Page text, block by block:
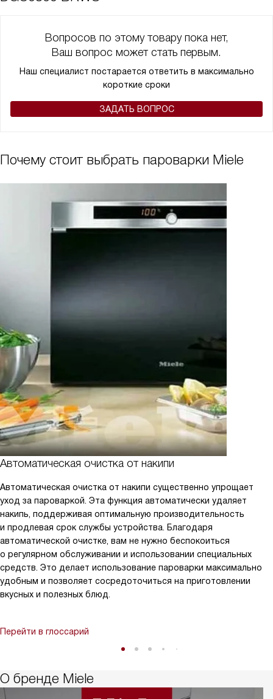
Вопросов по этому товару пока нет,
Ваш вопрос может стать первым.
Наш специалист постарается ответить в максимально
короткие сроки
ЗАДАТЬ ВОПРОС
Почему стоит выбрать пароварки Miele
Автоматическая очистка от накипи
Автоматическая очистка от накипи существенно упрощает
уход за пароваркой. Эта функция автоматически удаляет
накипь, поддерживая оптимальную производительность
и продлевая срок службы устройства. Благодаря
автоматической очистке, вам не нужно беспокоиться
о регулярном обслуживании и использовании специальных
средств. Это делает использование пароварки максимально
удобным и позволяет сосредоточиться на приготовлении
вкусных и полезных блюд.
Перейти в глоссарий
О бренде Miele